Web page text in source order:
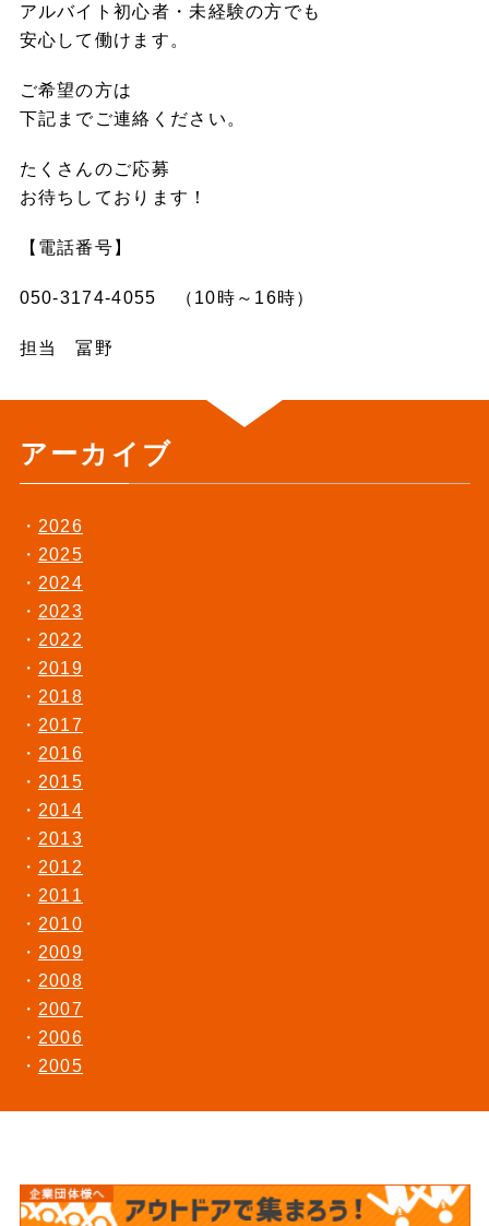
アルバイト初心者・未経験の方でも
安心して働けます。
ご希望の方は
下記までご連絡ください。
たくさんのご応募
お待ちしております！
【電話番号】
050-3174-4055 （10時～16時）
担当 冨野
アーカイブ
2026
2025
2024
2023
2022
2019
2018
2017
2016
2015
2014
2013
2012
2011
2010
2009
2008
2007
2006
2005